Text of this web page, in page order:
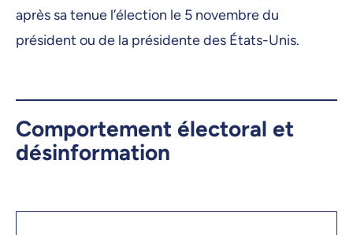
après sa tenue l’élection le 5 novembre du
président ou de la présidente des États-Unis.
Comportement électoral et
désinformation